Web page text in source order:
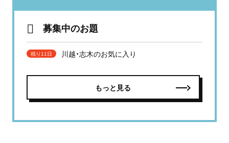
募集中のお題
残り11日 川越・志木のお気に入り
もっと見る